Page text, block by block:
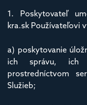
1. Poskytovateľ
kra.sk Používateľovi
a) poskytovanie
ich správu, ich
prostredníctvom
Služieb;